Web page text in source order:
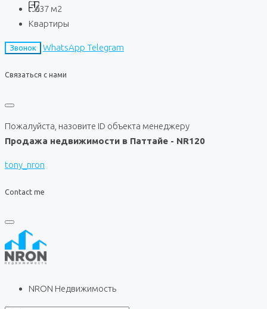
37 м2
Квартиры
Звонок WhatsApp Telegram
Связаться с нами
Пожалуйста, назовите ID объекта менеджеру
Продажа недвижимости в Паттайе - NR120
tony_nron
Contact me
NRON Недвижимость